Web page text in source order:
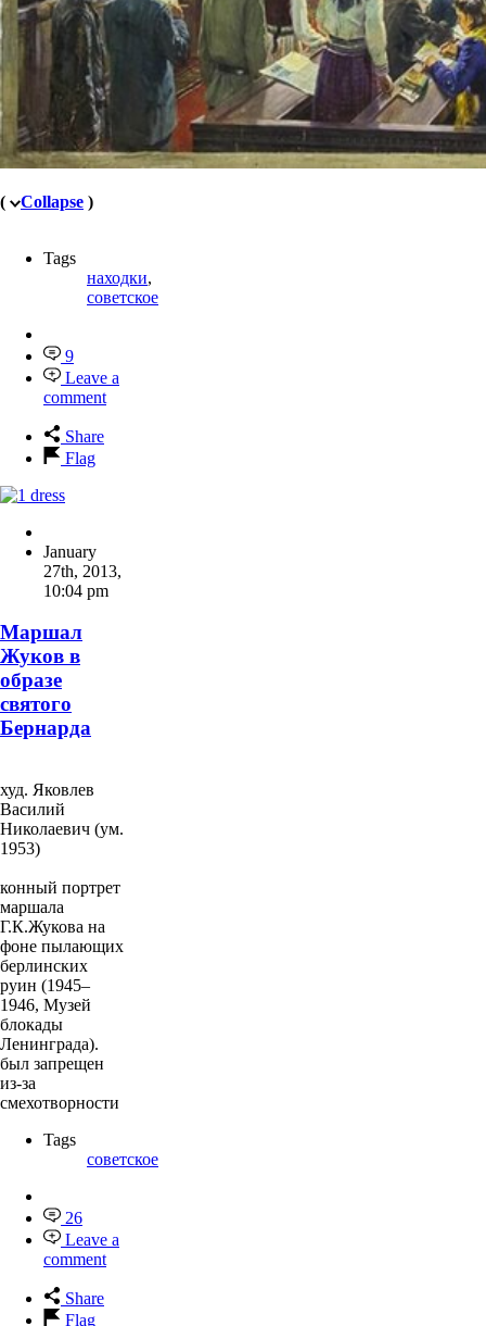
( Collapse )
Tags
находки,
советское
9
Leave a
comment
Share
Flag
January
27th, 2013,
10:04 pm
Маршал
Жуков в
образе
святого
Бернарда
худ. Яковлев
Василий
Николаевич (ум.
1953)
конный портрет
маршала
Г.К.Жукова на
фоне пылающих
берлинских
руин (1945–
1946, Музей
блокады
Ленинграда).
был запрещен
из-за
смехотворности
Tags
советское
26
Leave a
comment
Share
Flag